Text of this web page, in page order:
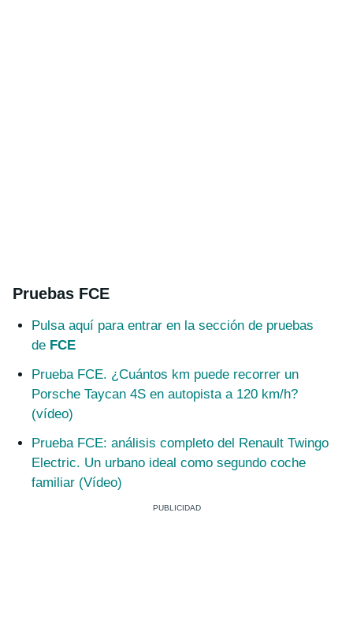
Pruebas FCE
Pulsa aquí para entrar en la sección de pruebas
de FCE
Prueba FCE. ¿Cuántos km puede recorrer un
Porsche Taycan 4S en autopista a 120 km/h?
(vídeo)
Prueba FCE: análisis completo del Renault Twingo
Electric. Un urbano ideal como segundo coche
familiar (Vídeo)